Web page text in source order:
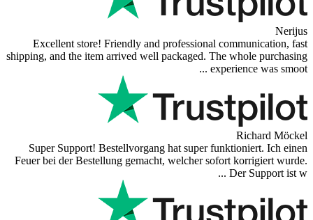
Excellent store! Friendly and
shipping, and the item arrived well
Super Support! Bestellvorgang hat
Feuer bei der Bestellung gemacht,